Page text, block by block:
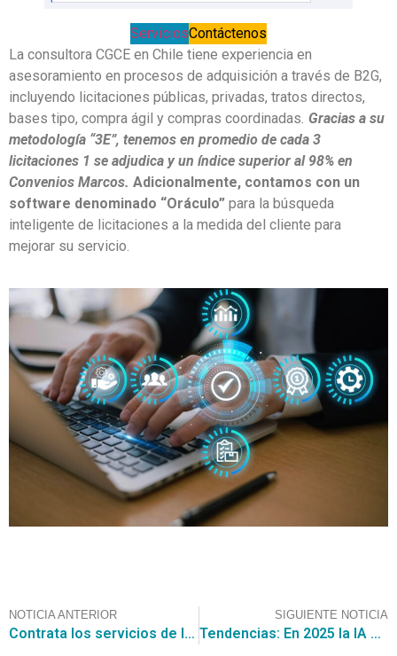
ServiciosContáctenos
La consultora CGCE en Chile tiene experiencia en
asesoramiento en procesos de adquisición a través de B2G,
incluyendo licitaciones públicas, privadas, tratos directos,
bases tipo, compra ágil y compras coordinadas. Gracias a su
metodología “3E”, tenemos en promedio de cada 3
licitaciones 1 se adjudica y un índice superior al 98% en
Convenios Marcos. Adicionalmente, contamos con un
software denominado “Oráculo” para la búsqueda
inteligente de licitaciones a la medida del cliente para
mejorar su servicio.
NOTICIA ANTERIOR
Contrata los servicios de la Consultora CGCE, para participar en la licitación para servicio de seguridad en recintos municipales por $ 7.000.000.000.-
SIGUIENTE NOTICIA
Tendencias: En 2025 la IA automatizará el 52% de las actividades en eCommerce